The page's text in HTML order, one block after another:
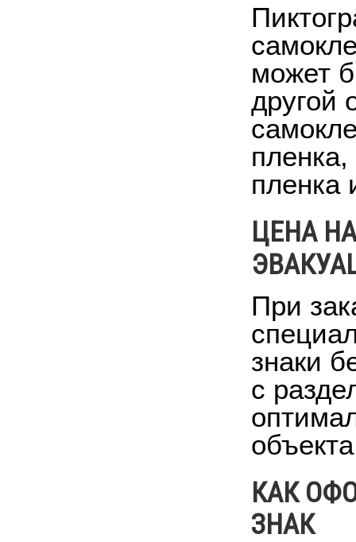
может
другой
пленка
ЦЕНА
При
знаки
с
КАК
ЗНАК